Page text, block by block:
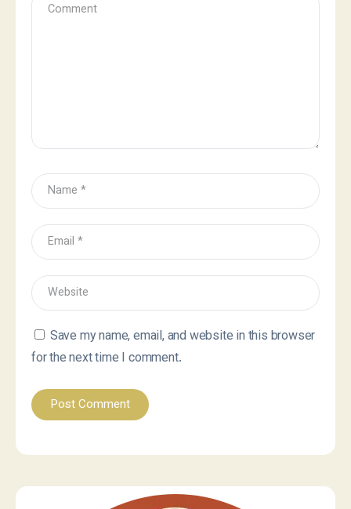
Save my name, email, and website in this browser
for the next time I comment.